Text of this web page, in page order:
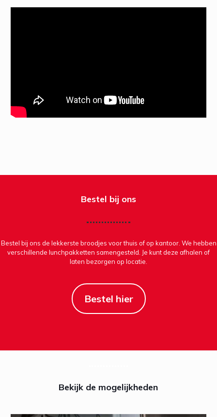
Bestel bij ons
Bestel bij ons de lekkerste broodjes voor thuis of op kantoor. We hebben
verschillende lunchpakketten samengesteld. Je kunt deze afhalen of
laten bezorgen op locatie.
Bestel hier
Bekijk de mogelijkheden